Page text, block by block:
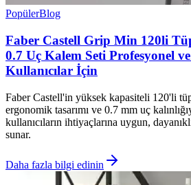
PopülerBlog
Faber Castell Grip Min 120li
0.7 Uç Kalem Seti Profesyonel
Kullanıcılar İçin
Faber Castell'in yüksek kapasiteli 120'li
ergonomik tasarımı ve 0.7 mm uç
kullanıcıların ihtiyaçlarına uygun,
sunar.
Daha fazla bilgi edinin